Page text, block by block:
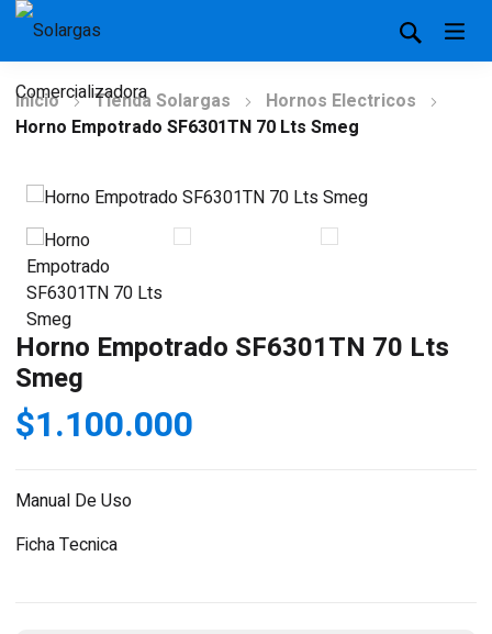
Inicio Tienda Solargas
Hornos Electricos
Horno Empotrado SF6301TN 70 Lts Smeg
Horno Empotrado SF6301TN 70 Lts
Smeg
$1.100.000
Manual De Uso
Ficha Tecnica